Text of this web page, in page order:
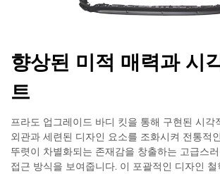
향상된 미적 매력과 시
트
프라도 업그레이드 바디 킷을 통해 구현된 시각
외관과 세련된 디자인 요소를 조화시켜 전통적
뚜렷이 차별화되는 존재감을 창출하는 고급스
접근 방식을 보여줍니다. 이 포괄적인 디자인